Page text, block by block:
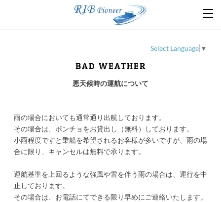
Select Language ▼
BAD WEATHER
悪天候時の運航について
雨の場合においても通常通り出航しております。
その場合は、ポンチョをお貸出し（無料）しております。
小雨程度ですと乗船を希望されるお客様が多いですが、 雨の場
合に限り、キャンセルは無料で承ります。
運航基準を上回るような強風や雷を伴う雨の場合は、運行を中
止しております。
その場合は、お電話にてできる限り早めにご連絡いたします。